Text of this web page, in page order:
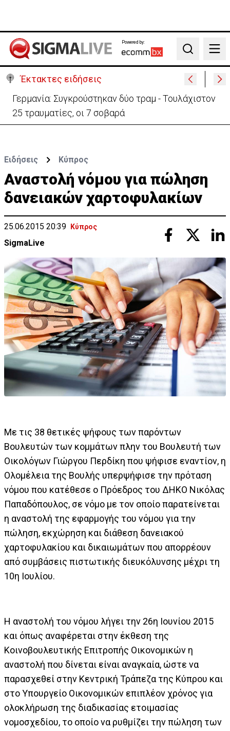
Powered by:
Search
Έκτακτες ειδήσεις
Γερμανία: Συγκρούστηκαν δύο τραμ - Τουλάχιστον
25 τραυματίες, οι 7 σοβαρά
Ειδήσεις Κύπρος
Αναστολή νόμου για πώληση
δανειακών χαρτοφυλακίων
25.06.2015 20:39 Κύπρος
SigmaLive
Με τις 38 θετικές ψήφους των παρόντων
Βουλευτών των κομμάτων πλην του Βουλευτή των
Οικολόγων Γιώργου Περδίκη που ψήφισε εναντίον, η
Ολομέλεια της Βουλής υπερψήφισε την πρόταση
νόμου που κατέθεσε ο Πρόεδρος του ΔΗΚΟ Νικόλας
Παπαδόπουλος, σε νόμο με τον οποίο παρατείνεται
η αναστολή της εφαρμογής του νόμου για την
πώληση, εκχώρηση και διάθεση δανειακού
χαρτοφυλακίου και δικαιωμάτων που απορρέουν
από συμβάσεις πιστωτικής διευκόλυνσης μέχρι τη
10η Ιουλίου.
Η αναστολή του νόμου λήγει την 26η Ιουνίου 2015
και όπως αναφέρεται στην έκθεση της
Κοινοβουλευτικής Επιτροπής Οικονομικών η
αναστολή που δίνεται είναι αναγκαία, ώστε να
παρασχεθεί στην Κεντρική Τράπεζα της Κύπρου και
στο Υπουργείο Οικονομικών επιπλέον χρόνος για
ολοκλήρωση της διαδικασίας ετοιμασίας
νομοσχεδίου, το οποίο να ρυθμίζει την πώληση των